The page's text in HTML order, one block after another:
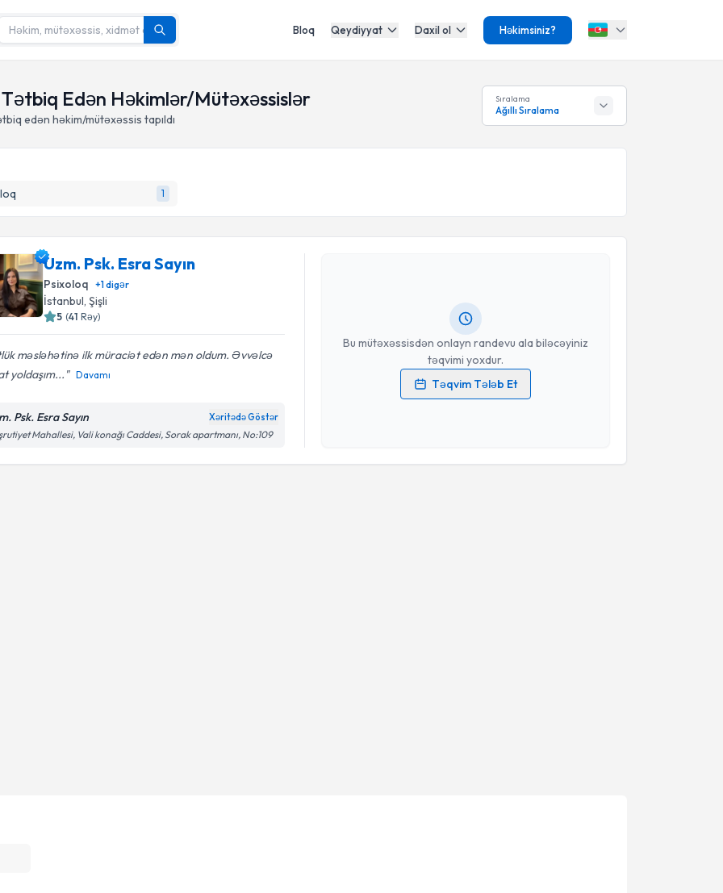
Bloq Qeydiyyat Daxil ol Həkimsiniz?
Edən Həkimlər/Mütəxəssislər
edən həkim/mütəxəssis tapıldı
Sıralama
Ağıllı Sıralama
1
Uzm. Psk. Esra Sayın
Psixoloq +1digər
İstanbul, Şişli
5 (41 Rəy)
məsləhətinə ilk müraciət edən mən oldum. Əvvəlcə
yoldaşım...
Davamı
Psk. Esra Sayın Xəritədə Göstər
Mahallesi, Vali konağı Caddesi, Sorak apartmanı, No:109
Bu mütəxəssisdən onlayn randevu ala biləcəyiniz
təqvimi yoxdur.
Təqvim Tələb Et
Uzm. Psk. Esra Sayın
Şəxsi məlumatlarımın emal edilməsinə dair